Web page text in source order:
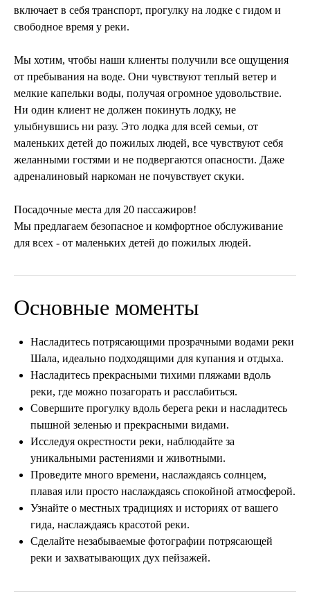
включает в себя транспорт, прогулку на лодке с гидом и
свободное время у реки.
Мы хотим, чтобы наши клиенты получили все ощущения
от пребывания на воде. Они чувствуют теплый ветер и
мелкие капельки воды, получая огромное удовольствие.
Ни один клиент не должен покинуть лодку, не
улыбнувшись ни разу. Это лодка для всей семьи, от
маленьких детей до пожилых людей, все чувствуют себя
желанными гостями и не подвергаются опасности. Даже
адреналиновый наркоман не почувствует скуки.
Посадочные места для 20 пассажиров!
Мы предлагаем безопасное и комфортное обслуживание
для всех - от маленьких детей до пожилых людей.
Основные моменты
Насладитесь потрясающими прозрачными водами реки
Шала, идеально подходящими для купания и отдыха.
Насладитесь прекрасными тихими пляжами вдоль
реки, где можно позагорать и расслабиться.
Совершите прогулку вдоль берега реки и насладитесь
пышной зеленью и прекрасными видами.
Исследуя окрестности реки, наблюдайте за
уникальными растениями и животными.
Проведите много времени, наслаждаясь солнцем,
плавая или просто наслаждаясь спокойной атмосферой.
Узнайте о местных традициях и историях от вашего
гида, наслаждаясь красотой реки.
Сделайте незабываемые фотографии потрясающей
реки и захватывающих дух пейзажей.